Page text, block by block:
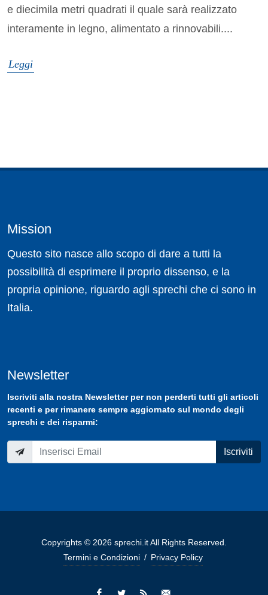
e diecimila metri quadrati il quale sarà realizzato
interamente in legno, alimentato a rinnovabili....
Leggi
Mission
Questo sito nasce allo scopo di dare a tutti la
possibilità di esprimere il proprio dissenso, e la
propria opinione, riguardo agli sprechi che ci sono in
Italia.
Newsletter
Iscriviti alla nostra Newsletterper non perderti tutti gli articoli
recenti e per rimanere sempre aggiornato sul mondo degli
sprechi e dei risparmi:
Iscriviti
Copyrights © 2026 sprechi.it All Rights Reserved.
Termini e Condizioni / Privacy Policy